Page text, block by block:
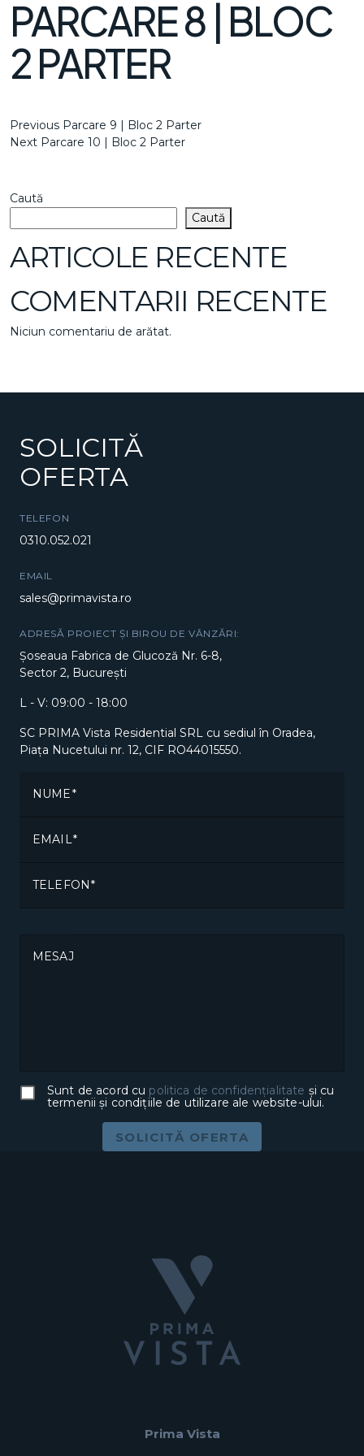
PARCARE 8 | BLOC
2 PARTER
NAVIGARE
ARTICOLE
Previous
Post
Previous Parcare 9 | Bloc 2 Parter
Next
Next Parcare 10 | Bloc 2 Parter
Caută
Caută
ARTICOLE RECENTE
COMENTARII RECENTE
Niciun comentariu de arătat.
SOLICITĂ
OFERTA
TELEFON
0310.052.021
EMAIL
sales@primavista.ro
ADRESĂ PROIECT ȘI BIROU DE VÂNZĂRI:
Șoseaua Fabrica de Glucoză Nr. 6-8,
Sector 2, București
L - V: 09:00 - 18:00
SC PRIMA Vista Residential SRL cu sediul în Oradea,
Piața Nucetului nr. 12, CIF RO44015550.
NUME
EMAIL
TELEFON
MESAJ
Sunt de acord cu politica de confidențialitate și cu
termenii și condițiile de utilizare ale website-ului.
SOLICITĂ OFERTA
Prima Vista